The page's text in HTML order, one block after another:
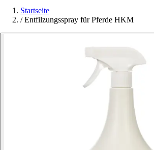
Startseite
/ Entfilzungsspray für Pferde HKM